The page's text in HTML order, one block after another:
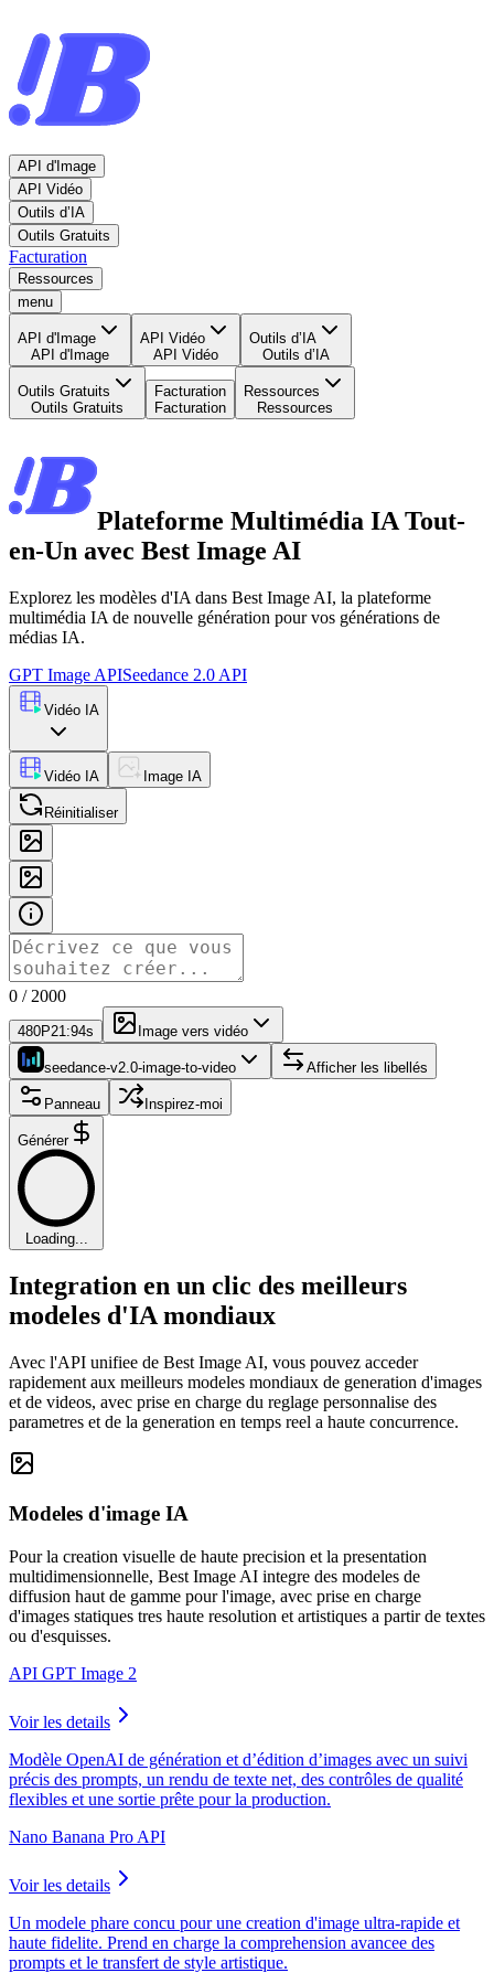
API d'Image
API Vidéo
Outils d’IA
Outils Gratuits
Facturation
Ressources
menu
API d'Image
API d'Image
API Vidéo
API Vidéo
Outils d’IA
Outils d’IA
Outils Gratuits
Outils Gratuits
Facturation
Facturation
Ressources
Ressources
Plateforme Multimédia IA Tout-
en-Un avec Best Image AI
Explorez les modèles d'IA dans Best Image AI, la plateforme
multimédia IA de nouvelle génération pour vos générations de
médias IA.
GPT Image APISeedance 2.0 API
Vidéo IA
Vidéo IA Image IA
Réinitialiser
0 / 2000
480P21:94s Image vers vidéo
seedance-v2.0-image-to-video Afficher les libellés
Panneau Inspirez-moi
Générer
Loading...
Integration en un clic des meilleurs
modeles d'IA mondiaux
Avec l'API unifiee de Best Image AI, vous pouvez acceder
rapidement aux meilleurs modeles mondiaux de generation d'images
et de videos, avec prise en charge du reglage personnalise des
parametres et de la generation en temps reel a haute concurrence.
Modeles d'image IA
Pour la creation visuelle de haute precision et la presentation
multidimensionnelle, Best Image AI integre des modeles de
diffusion haut de gamme pour l'image, avec prise en charge
d'images statiques tres haute resolution et artistiques a partir de textes
ou d'esquisses.
API GPT Image 2
Voir les details
Modèle OpenAI de génération et d’édition d’images avec un suivi
précis des prompts, un rendu de texte net, des contrôles de qualité
flexibles et une sortie prête pour la production.
Nano Banana Pro API
Voir les details
Un modele phare concu pour une creation d'image ultra-rapide et
haute fidelite. Prend en charge la comprehension avancee des
prompts et le transfert de style artistique.